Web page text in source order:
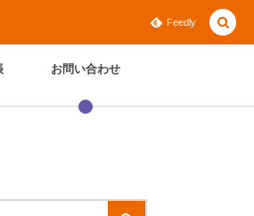
Feedly
お問い合わせ